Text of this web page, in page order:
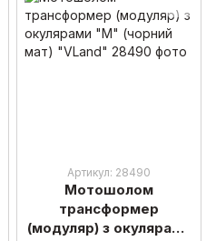
Артикул: 28490
Мотошолом
трансформер
(модуляр) з окулярами